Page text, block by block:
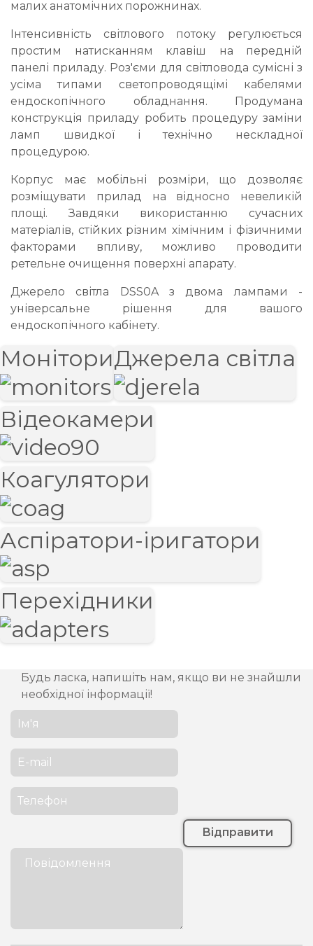
малих анатомічних порожнинах.
Інтенсивність світлового потоку регулюється
простим натисканням клавіш на передній
панелі приладу. Роз'єми для світловода сумісні з
усіма типами светопроводящімі кабелями
ендоскопічного обладнання. Продумана
конструкція приладу робить процедуру заміни
ламп швидкої і технічно нескладної
процедурою.
Корпус має мобільні розміри, що дозволяє
розміщувати прилад на відносно невеликій
площі. Завдяки використанню сучасних
матеріалів, стійких різним хімічним і фізичними
факторами впливу, можливо проводити
ретельне очищення поверхні апарату.
Джерело світла DSS0A з двома лампами -
універсальне рішення для вашого
ендоскопічного кабінету.
МоніториДжерела світла
Відеокамери
Коагулятори
Аспіратори-іригатори
Перехідники
Будь ласка, напишіть нам, якщо ви не знайшли
необхідної інформації!
Відправити